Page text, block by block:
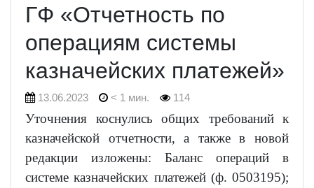
ГФ «Отчетность по
операциям системы
казначейских платежей»
13.06.2023 < 1 мин. 114
Уточнения коснулись общих требований к
казначейской отчетности, а также в новой
редакции изложены: Баланс операций в
системе казначейских платежей (ф. 0503195);